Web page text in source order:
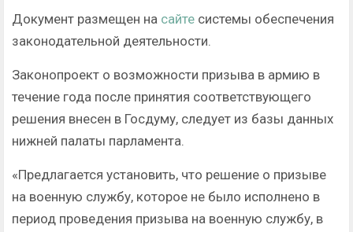
Документ размещен на сайте системы обеспечения
законодательной деятельности.
Законопроект о возможности призыва в армию в
течение года после принятия соответствующего
решения внесен в Госдуму, следует из базы данных
нижней палаты парламента.
«Предлагается установить, что решение о призыве
на военную службу, которое не было исполнено в
период проведения призыва на военную службу, в